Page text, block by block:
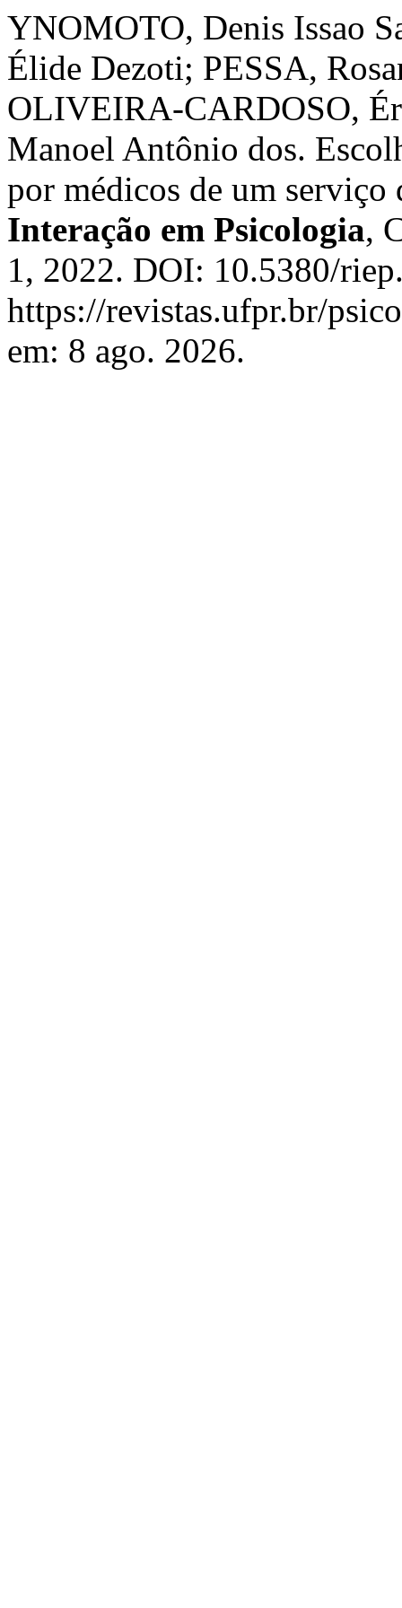
YNOMOTO, Denis Issao
Élide Dezoti; PESSA,
OLIVEIRA-CARDOSO,
Manoel Antônio dos.
por médicos de um serviço
Interação em Psicologia,
1, 2022. DOI: 10.5380/
https://revistas.ufpr.br/
em: 8 ago. 2026.